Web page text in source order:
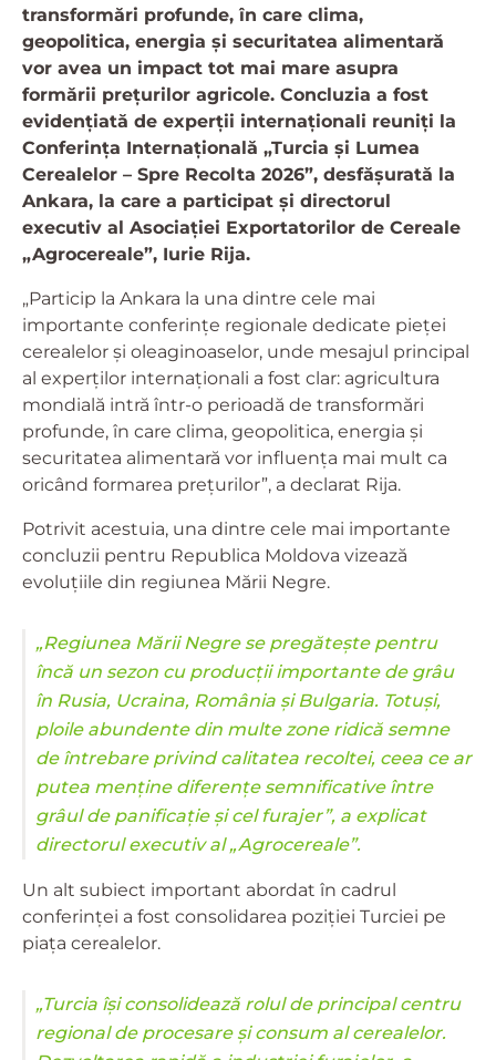
transformări profunde, în care clima,
geopolitica, energia și securitatea alimentară
vor avea un impact tot mai mare asupra
formării prețurilor agricole. Concluzia a fost
evidențiată de experții internaționali reuniți la
Conferința Internațională „Turcia și Lumea
Cerealelor – Spre Recolta 2026”, desfășurată la
Ankara, la care a participat și directorul
executiv al Asociației Exportatorilor de Cereale
„Agrocereale”, Iurie Rija.
„Particip la Ankara la una dintre cele mai
importante conferințe regionale dedicate pieței
cerealelor și oleaginoaselor, unde mesajul principal
al experților internaționali a fost clar: agricultura
mondială intră într-o perioadă de transformări
profunde, în care clima, geopolitica, energia și
securitatea alimentară vor influența mai mult ca
oricând formarea prețurilor”, a declarat Rija.
Potrivit acestuia, una dintre cele mai importante
concluzii pentru Republica Moldova vizează
evoluțiile din regiunea Mării Negre.
„Regiunea Mării Negre se pregătește pentru
încă un sezon cu producții importante de grâu
în Rusia, Ucraina, România și Bulgaria. Totuși,
ploile abundente din multe zone ridică semne
de întrebare privind calitatea recoltei, ceea ce ar
putea menține diferențe semnificative între
grâul de panificație și cel furajer”, a explicat
directorul executiv al „Agrocereale”.
Un alt subiect important abordat în cadrul
conferinței a fost consolidarea poziției Turciei pe
piața cerealelor.
„Turcia își consolidează rolul de principal centru
regional de procesare și consum al cerealelor.